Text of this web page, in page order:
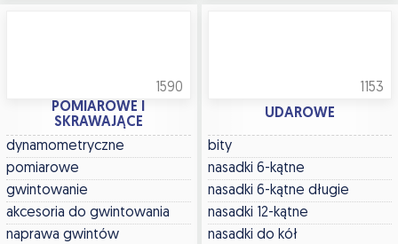
1590
POMIAROWE I
SKRAWAJĄCE
dynamometryczne
pomiarowe
gwintowanie
akcesoria do gwintowania
naprawa gwintów
1153
UDAROWE
bity
nasadki 6-kątne
nasadki 6-kątne długie
nasadki 12-kątne
nasadki do kół